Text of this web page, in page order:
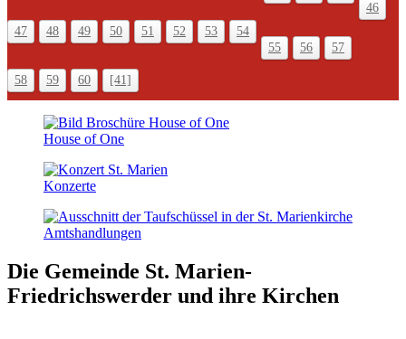
46
47
48 49 50 51 52 53
54
55
56 57
58 59 60 [41]
House of One
Konzerte
Amts­handlungen
Die Gemeinde St. Marien-
Friedrichswerder und ihre Kirchen